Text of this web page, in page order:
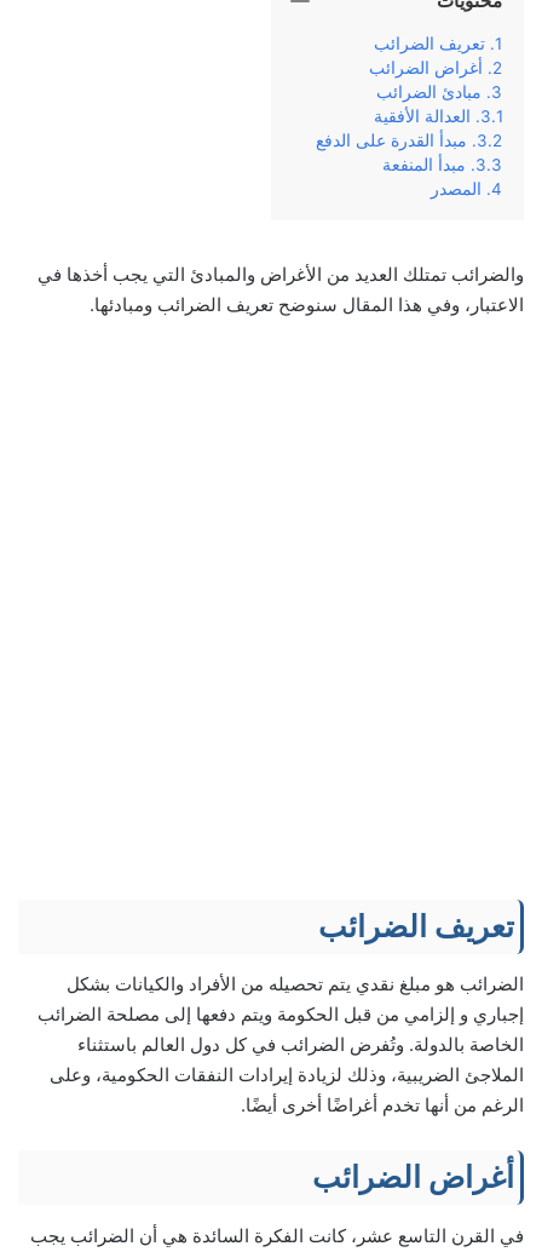
تعريف الضرائب
أغراض الضرائب
مبادئ الضرائب
العدالة الأفقية
مبدأ القدرة على الدفع
مبدأ المنفعة
المصدر
والضرائب تمتلك العديد من الأغراض والمبادئ التي يجب أخذها في
الاعتبار، وفي هذا المقال سنوضح تعريف الضرائب ومبادئها.
تعريف الضرائب
الضرائب هو مبلغ نقدي يتم تحصيله من الأفراد والكيانات بشكل
إجباري و إلزامي من قبل الحكومة ويتم دفعها إلى مصلحة الضرائب
الخاصة بالدولة. وتُفرض الضرائب في كل دول العالم باستثناء
الملاجئ الضريبية، وذلك لزيادة إيرادات النفقات الحكومية، وعلى
الرغم من أنها تخدم أغراضًا أخرى أيضًا.
أغراض الضرائب
في القرن التاسع عشر، كانت الفكرة السائدة هي أن الضرائب يجب